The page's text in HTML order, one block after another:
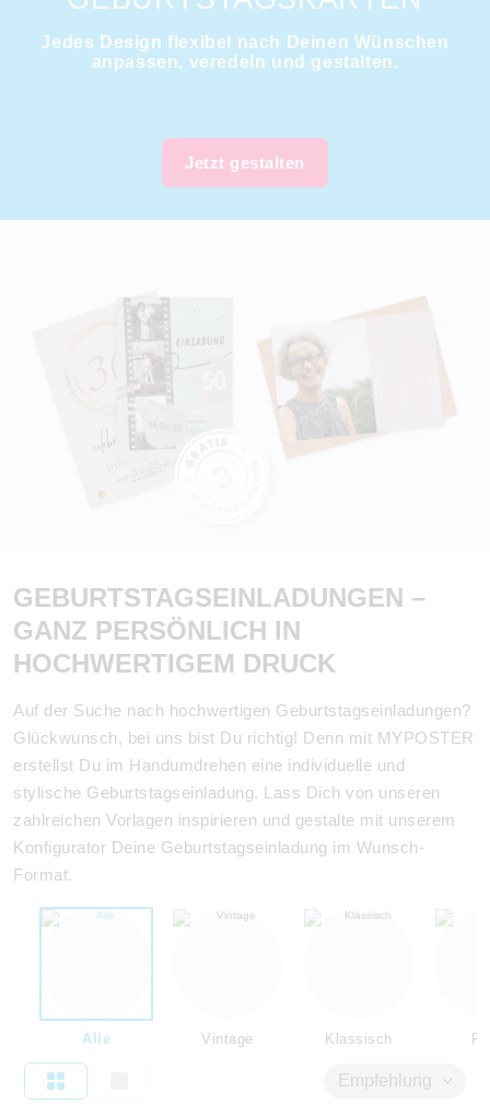
Jedes Design flexibel nach Deinen Wünschen
anpassen, veredeln und gestalten.
Jetzt gestalten
GEBURTSTAGSEINLADUNGEN –
GANZ PERSÖNLICH IN
HOCHWERTIGEM DRUCK
Auf der Suche nach hochwertigen Geburtstagseinladungen?
Glückwunsch, bei uns bist Du richtig! Denn mit MYPOSTER
erstellst Du im Handumdrehen eine individuelle und
stylische Geburtstagseinladung. Lass Dich von unseren
zahlreichen Vorlagen inspirieren und gestalte mit unserem
Konfigurator Deine Geburtstagseinladung im Wunsch-
Format.
Alle Vintage Klassisch
Empfehlung